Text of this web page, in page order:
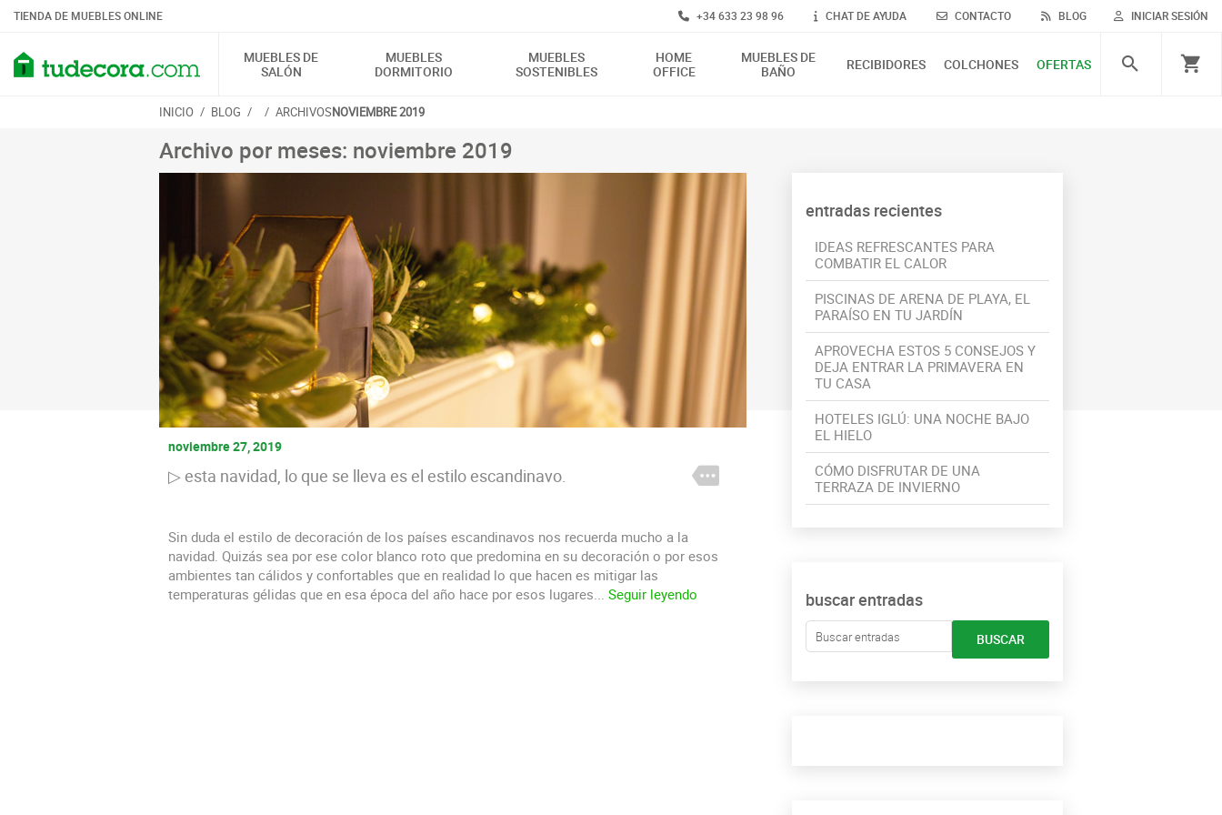
TIENDA DE MUEBLES ONLINE INICIAR SESIÓN
+34 633 23 98 96 CHAT DE AYUDA CONTACTO BLOG
MUEBLES DE
SALÓN
MUEBLES
DORMITORIO
MUEBLES
SOSTENIBLES
HOME
OFFICE
MUEBLES DE
BAÑO
RECIBIDORES COLCHONES OFERTAS
INICIO / BLOG / ARCHIVOS
/ NOVIEMBRE 2019
Archivo por meses: noviembre 2019
noviembre 27, 2019
▷ esta navidad, lo que se lleva es el estilo escandinavo.
Sin duda el estilo de decoración de los países escandinavos nos recuerda mucho a la
navidad. Quizás sea por ese color blanco roto que predomina en su decoración o por esos
ambientes tan cálidos y confortables que en realidad lo que hacen es mitigar las
temperaturas gélidas que en esa época del año hace por esos lugares... Seguir leyendo
entradas recientes
IDEAS REFRESCANTES PARA
COMBATIR EL CALOR
PISCINAS DE ARENA DE PLAYA, EL
PARAÍSO EN TU JARDÍN
APROVECHA ESTOS 5 CONSEJOS Y
DEJA ENTRAR LA PRIMAVERA EN
TU CASA
HOTELES IGLÚ: UNA NOCHE BAJO
EL HIELO
CÓMO DISFRUTAR DE UNA
TERRAZA DE INVIERNO
buscar entradas
BUSCAR